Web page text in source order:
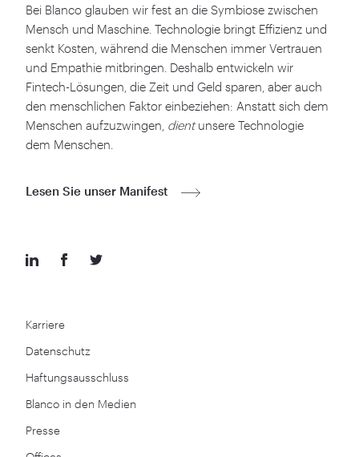
Karriere
Datenschutz
Haftungsausschluss
Blanco in den Medien
Presse
Bei Blanco glauben wir fest an die Symbiose zwischen
Mensch und Maschine. Technologie bringt Effizienz und
senkt Kosten, während die Menschen immer Vertrauen
und Empathie mitbringen. Deshalb entwickeln wir
Fintech-Lösungen, die Zeit und Geld sparen, aber auch
den menschlichen Faktor einbeziehen: Anstatt sich dem
Menschen aufzuzwingen, dientunsere Technologie
dem Menschen.
Lesen Sie unser Manifest